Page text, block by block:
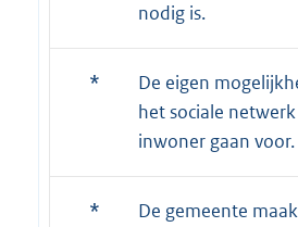
nodig is.
*
De eigen
het sociale
inwoner gaan voor.
*
De gemeente